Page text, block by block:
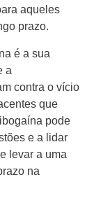
aqueles
prazo.
é a sua
a
contra o vício
que
pode
e a lidar
levar a uma
na